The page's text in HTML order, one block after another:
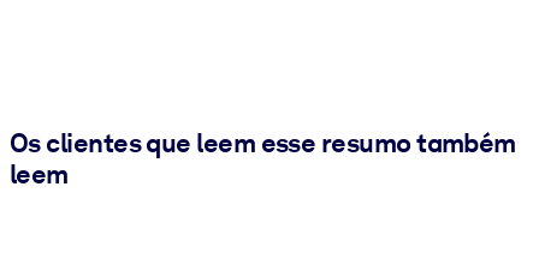
Os clientes que leem esse resumo também
leem